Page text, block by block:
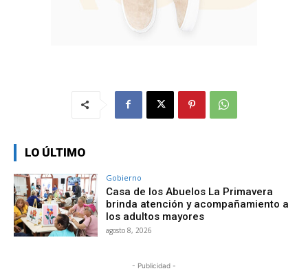
LO ÚLTIMO
Gobierno
Casa de los Abuelos La Primavera
brinda atención y acompañamiento a
los adultos mayores
agosto 8, 2026
- Publicidad -